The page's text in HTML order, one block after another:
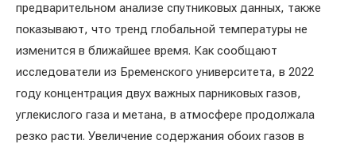
предварительном анализе спутниковых данных, также
показывают, что тренд глобальной температуры не
изменится в ближайшее время. Как сообщают
исследователи из Бременского университета, в 2022
году концентрация двух важных парниковых газов,
углекислого газа и метана, в атмосфере продолжала
резко расти. Увеличение содержания обоих газов в